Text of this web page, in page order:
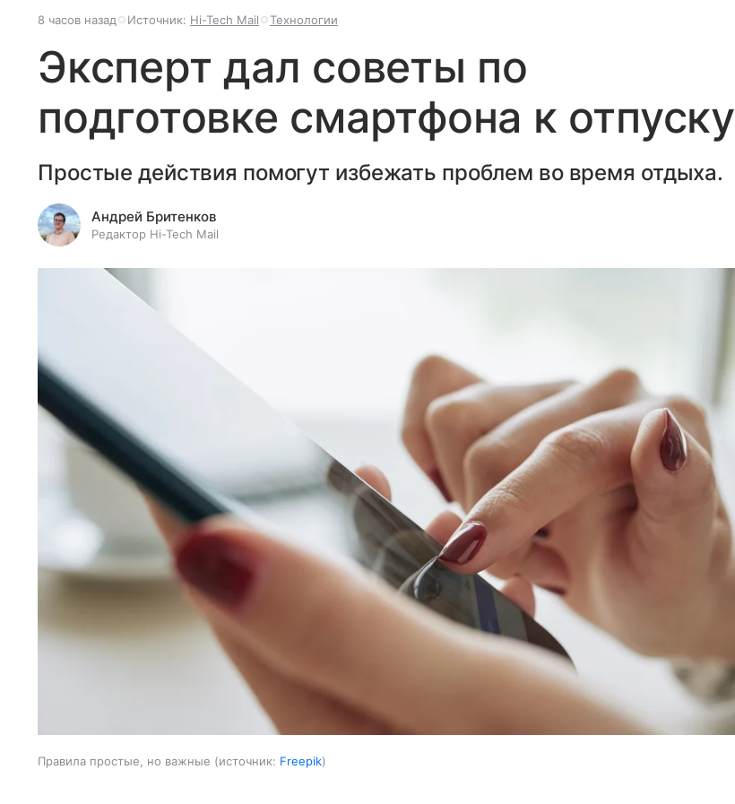
8 часов назад Источник: Hi-Tech Mail Технологии
Эксперт дал советы по
подготовке смартфона к отпуску
Простые действия помогут избежать проблем во время отдыха.
Андрей Бритенков
Редактор Hi-Tech Mail
Правила простые, но важные источник: Freepik